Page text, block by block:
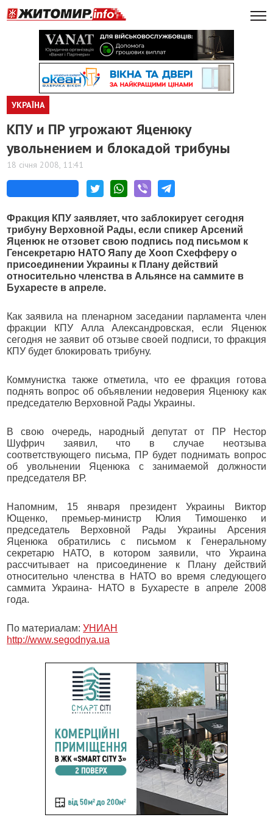
УКРАЇНА
КПУ и ПР угрожают Яценюку
увольнением и блокадой трибуны
18 січня 2008, 11:41
Фракция КПУ заявляет, что заблокирует сегодня
трибуну Верховной Рады, если спикер Арсений
Яценюк не отзовет свою подпись под письмом к
Генсекретарю НАТО Яапу де Хооп Схефферу о
присоединении Украины к Плану действий
относительно членства в Альянсе на саммите в
Бухаресте в апреле.
Как заявила на пленарном заседании парламента член
фракции КПУ Алла Александровская, если Яценюк
сегодня не заявит об отзыве своей подписи, то фракция
КПУ будет блокировать трибуну.
Коммунистка также отметила, что ее фракция готова
поднять вопрос об объявлении недоверия Яценюку как
председателю Верховной Рады Украины.
В свою очередь, народный депутат от ПР Нестор
Шуфрич заявил, что в случае неотзыва
соответствующего письма, ПР будет поднимать вопрос
об увольнении Яценюка с занимаемой должности
председателя ВР.
Напомним, 15 января президент Украины Виктор
Ющенко, премьер-министр Юлия Тимошенко и
председатель Верховной Рады Украины Арсения
Яценюка обратились с письмом к Генеральному
секретарю НАТО, в котором заявили, что Украина
рассчитывает на присоединение к Плану действий
относительно членства в НАТО во время следующего
саммита Украина- НАТО в Бухаресте в апреле 2008
года.
По материалам:УНИАН
http://www.segodnya.ua